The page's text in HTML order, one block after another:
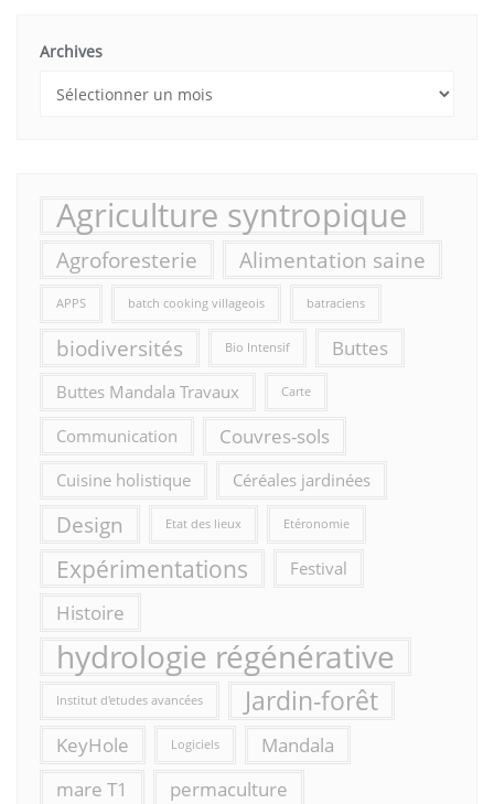
Archives
Agriculture syntropique
Agroforesterie Alimentation saine
APPS batch cooking villageois batraciens
biodiversités Bio Intensif Buttes
Buttes Mandala Travaux Carte
Communication Couvres-sols
Cuisine holistique Céréales jardinées
Design Etat des lieux Etéronomie
Expérimentations Festival
Histoire
hydrologie régénérative
Institut d'etudes avancées Jardin-forêt
KeyHole Logiciels
Mandala
mare T1
permaculture